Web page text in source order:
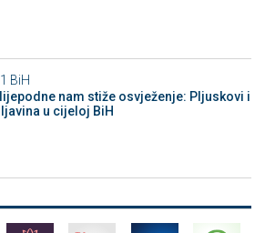
BiH
nam stiže osvježenje: Pljuskovi i
u cijeloj BiH